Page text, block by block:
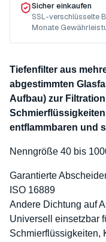
Sicher einkaufen
SSL-verschlüsselte
Monate
Tiefenfilter aus
abgestimmten
Aufbau) zur
entflammbaren und
Nenngröße 40 bis
Garantierte
ISO 16889
Andere Dichtung auf
Universell einsetzbar
Schmierflüssigkeiten,